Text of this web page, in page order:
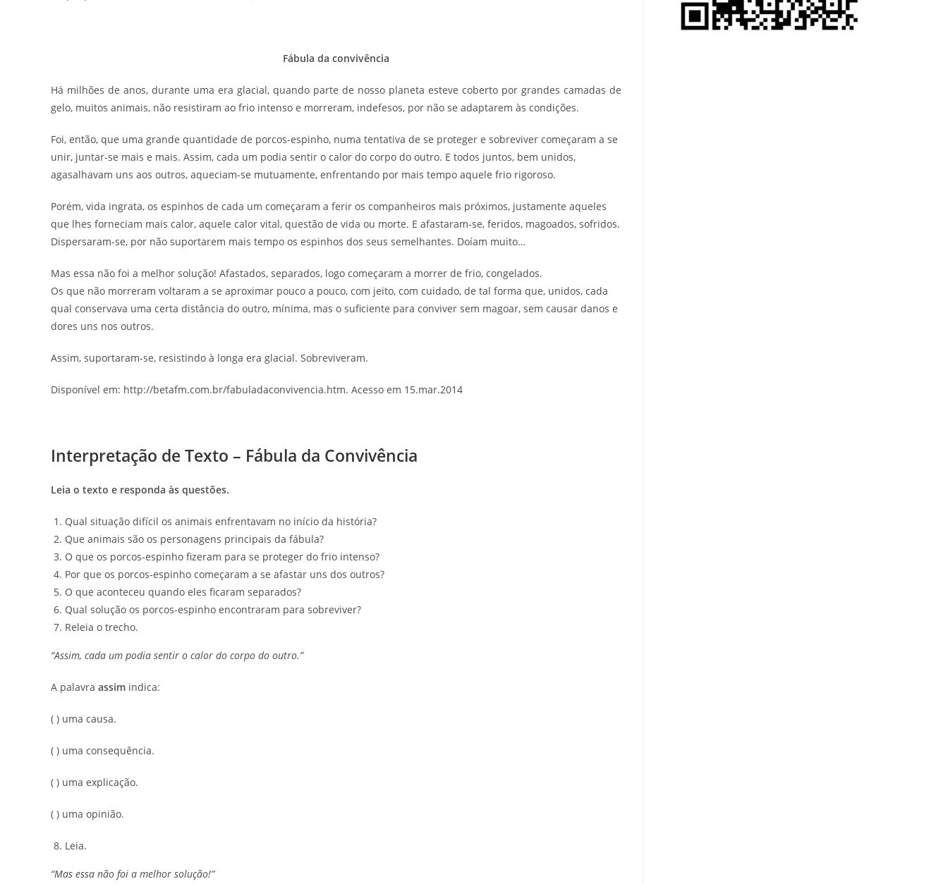
Fábula da convivência
Há milhões de anos, durante uma era glacial, quando parte de nosso planeta esteve coberto por grandes camadas de
gelo, muitos animais, não resistiram ao frio intenso e morreram, indefesos, por não se adaptarem às condições.
Foi, então, que uma grande quantidade de porcos-espinho, numa tentativa de se proteger e sobreviver começaram a se
unir, juntar-se mais e mais. Assim, cada um podia sentir o calor do corpo do outro. E todos juntos, bem unidos,
agasalhavam uns aos outros, aqueciam-se mutuamente, enfrentando por mais tempo aquele frio rigoroso.
Porém, vida ingrata, os espinhos de cada um começaram a ferir os companheiros mais próximos, justamente aqueles
que lhes forneciam mais calor, aquele calor vital, questão de vida ou morte. E afastaram-se, feridos, magoados, sofridos.
Dispersaram-se, por não suportarem mais tempo os espinhos dos seus semelhantes. Doíam muito…
Mas essa não foi a melhor solução! Afastados, separados, logo começaram a morrer de frio, congelados.
Os que não morreram voltaram a se aproximar pouco a pouco, com jeito, com cuidado, de tal forma que, unidos, cada
qual conservava uma certa distância do outro, mínima, mas o suficiente para conviver sem magoar, sem causar danos e
dores uns nos outros.
Assim, suportaram-se, resistindo à longa era glacial. Sobreviveram.
Disponível em: http://betafm.com.br/fabuladaconvivencia.htm. Acesso em 15.mar.2014
Interpretação de Texto – Fábula da Convivência
Leia o texto e responda às questões.
Qual situação difícil os animais enfrentavam no início da história?
Que animais são os personagens principais da fábula?
O que os porcos-espinho fizeram para se proteger do frio intenso?
Por que os porcos-espinho começaram a se afastar uns dos outros?
O que aconteceu quando eles ficaram separados?
Qual solução os porcos-espinho encontraram para sobreviver?
Releia o trecho.
“Assim, cada um podia sentir o calor do corpo do outro.”
A palavra assim indica:
( ) uma causa.
( ) uma consequência.
( ) uma explicação.
( ) uma opinião.
Leia.
“Mas essa não foi a melhor solução!”